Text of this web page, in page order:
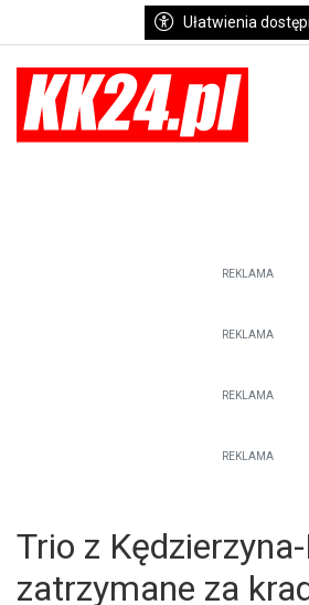
Ułatwienia
REKLAMA
REKLAMA
REKLAMA
REKLAMA
Trio z
zatrzymane za